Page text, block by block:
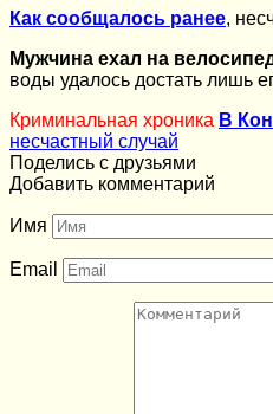
Как сообщалось ранее,
Мужчина ехал на
воды удалось достать лишь
Криминальная хроника В
несчастный случай
Поделись с друзьями
Добавить комментарий
Имя
Email